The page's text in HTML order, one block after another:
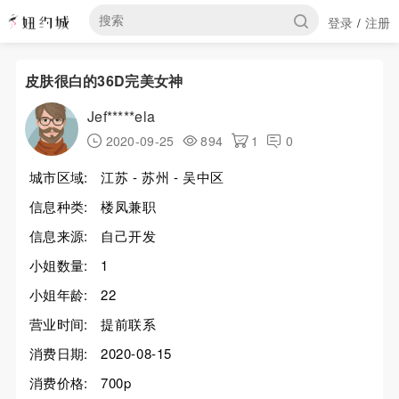
登录 / 注册
皮肤很白的36D完美女神
Jef*****ela
2020-09-25 894 1 0
城市区域:
江苏 - 苏州 - 吴中区
信息种类:
楼凤兼职
信息来源:
自己开发
小姐数量:
1
小姐年龄:
22
营业时间:
提前联系
消费日期:
2020-08-15
消费价格:
700p